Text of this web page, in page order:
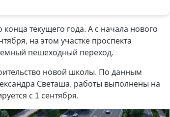
текущего года. А с начала нового
на этом участке проспекта
пешеходный переход.
новой школы. По данным
Светаша, работы выполнены на
с 1 сентября.